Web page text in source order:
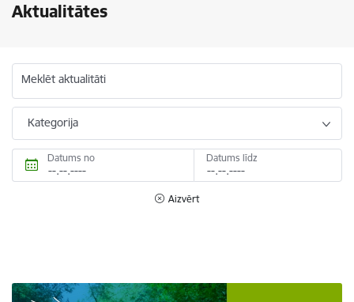
Aktualitātes
Meklēt aktualitāti
Kategorija
Datums no Datums līdz
Aizvērt